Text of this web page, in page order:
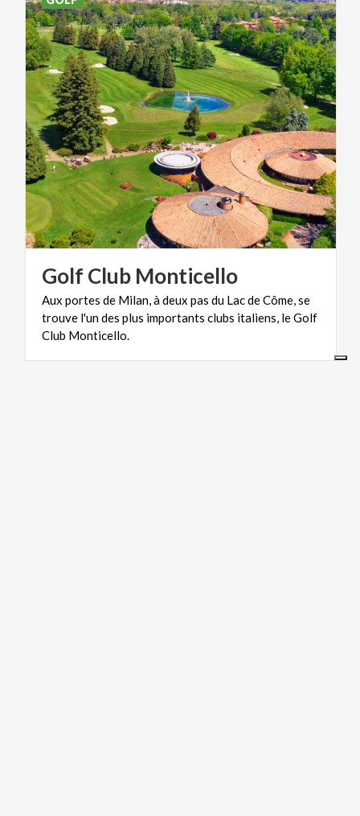
Golf Club Monticello
Aux portes de Milan, à deux pas du Lac de Côme, se
trouve l'un des plus importants clubs italiens, le Golf
Club Monticello.